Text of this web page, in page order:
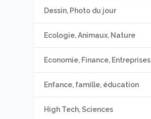
Dessin, Photo du jour
Ecologie, Animaux, Nature
Economie, Finance, Entreprises
Enfance, famille, éducation
High Tech, Sciences